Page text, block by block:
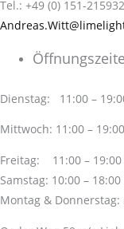
Tel.: +49 (0) 151-
Dienstag: 11:00 –
Mittwoch: 11:00 –
Freitag: 11:00 –
Samstag: 10:00 –
Montag &